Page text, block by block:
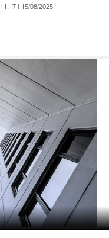
11:17 | 15/08/2025